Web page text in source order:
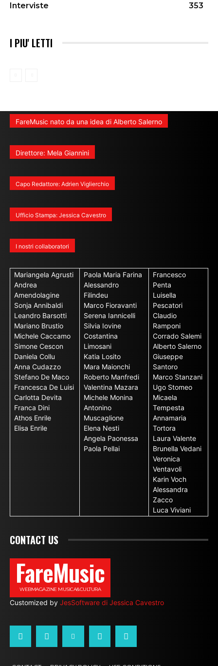
Interviste
353
I PIU' LETTI
FareMusic nato da una idea di Alberto Salerno
Direttore: Mela Giannini
Capo Redattore: Adrien Viglierchio
Ufficio Stampa: Jessica Cavestro
I nostri collaboratori
Mariangela Agrusti
Andrea
Amendolagine
Sonja Annibaldi
Leandro Barsotti
Mariano Brustio
Michele Caccamo
Simone Cescon
Daniela Collu
Anna Cudazzo
Stefano De Maco
Francesca De Luisi
Carlotta Devita
Franca Dini
Athos Enrile
Elisa Enrile
Paola Maria Farina
Alessandro
Filindeu
Marco Fioravanti
Serena Iannicelli
Silvia Iovine
Costantina
Limosani
Katia Losito
Mara Maionchi
Roberto Manfredi
Valentina Mazara
Michele Monina
Antonino
Muscaglione
Elena Nesti
Angela Paonessa
Paola Pellai
Francesco
Penta
Luisella
Pescatori
Claudio
Ramponi
Corrado Salemi
Alberto Salerno
Giuseppe
Santoro
Marco Stanzani
Ugo Stomeo
Micaela
Tempesta
Annamaria
Tortora
Laura Valente
Brunella Vedani
Veronica
Ventavoli
Karin Voch
Alessandra
Zacco
Luca Viviani
CONTACT US
FareMusic
WEBMAGAZINE MUSICA&CULTURA
Customized by JesSoftware di Jessica Cavestro